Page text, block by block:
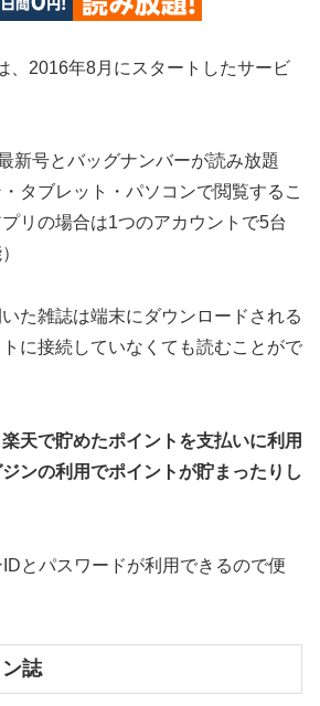
、2016年8月にスタートしたサービ
新号とバッグナンバーが読み放題
タブレット・パソコンで閲覧するこ
リの場合は1つのアカウントで5台
た雑誌は端末にダウンロードされる
に接続していなくても読むことがで
天で貯めたポイントを支払いに利用
ンの利用でポイントが貯まったりし
とパスワードが利用できるので便
誌